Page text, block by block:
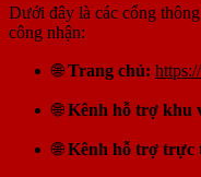
Dưới đây là các cổng
công nhận:
🌐Trang chủ:
🌐Kênh hỗ trợ khu
🌐Kênh hỗ trợ trực